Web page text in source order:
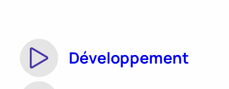
Développement